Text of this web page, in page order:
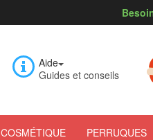
Aide
Guides et conseils
COSMÉTIQUE PERRUQUES